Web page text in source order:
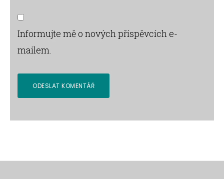
Informujte mě o nových příspěvcích e-
mailem.